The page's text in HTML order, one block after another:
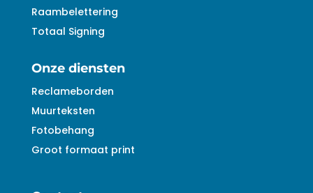
Raambelettering
Totaal Signing
Onze diensten
Reclameborden
Muurteksten
Fotobehang
Groot formaat print